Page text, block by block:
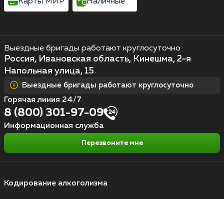
Кодирование алкоголизма
Выездные бригады работают круглосуточно
Россия, Ивановская область, Кинешма, 2-я
Напольная улица, 15
Выездные бригады работают круглосуточно
Горячая линия 24/7
8 (800) 301-97-09
Информационная служба
Перезвоните мне
Карты МИР Наличные